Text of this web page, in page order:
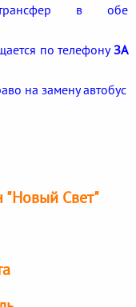
трансфер в обе
по телефонуЗА
на замену автобус
"Новый Свет"